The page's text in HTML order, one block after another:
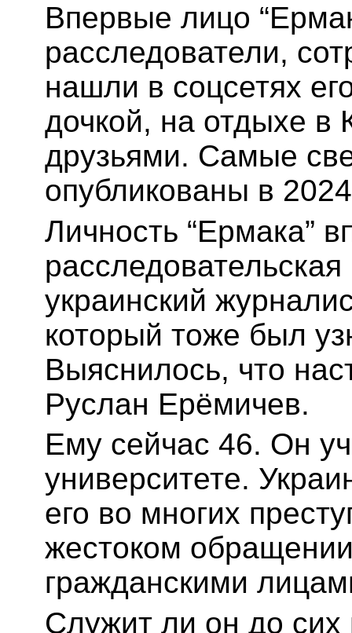
Впервые лицо
расследователи,
нашли в соцсетях
дочкой, на отдыхе
друзьями. Самые
опубликованы в 2024
Личность “Ермака”
украинский
который тоже был
Выяснилось, что
Руслан Ерёмичев.
Ему сейчас 46. Он
университете.
его во многих
жестоком
гражданскими
Служит ли он до сих